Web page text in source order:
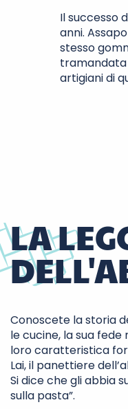
Il successo
anni.
stesso
tramandata
artigiani di
LA
Conoscete la storia
le cucine, la sua
loro caratteristica
Lai, il panettiere
Si dice che gli abbia
sulla pasta”.